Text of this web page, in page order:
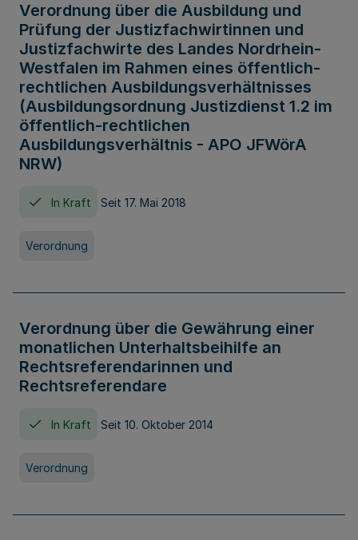
Verordnung über die Ausbildung und
Prüfung der Justizfachwirtinnen und
Justizfachwirte des Landes Nordrhein-
Westfalen im Rahmen eines öffentlich-
rechtlichen Ausbildungsverhältnisses
(Ausbildungsordnung Justizdienst 1.2 im
öffentlich-rechtlichen
Ausbildungsverhältnis - APO JFWörA
NRW)
In Kraft Seit 17. Mai 2018
Verordnung
Verordnung über die Gewährung einer
monatlichen Unterhaltsbeihilfe an
Rechtsreferendarinnen und
Rechtsreferendare
In Kraft Seit 10. Oktober 2014
Verordnung